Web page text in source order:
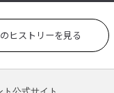
ヒストリーを見る
公式サイト